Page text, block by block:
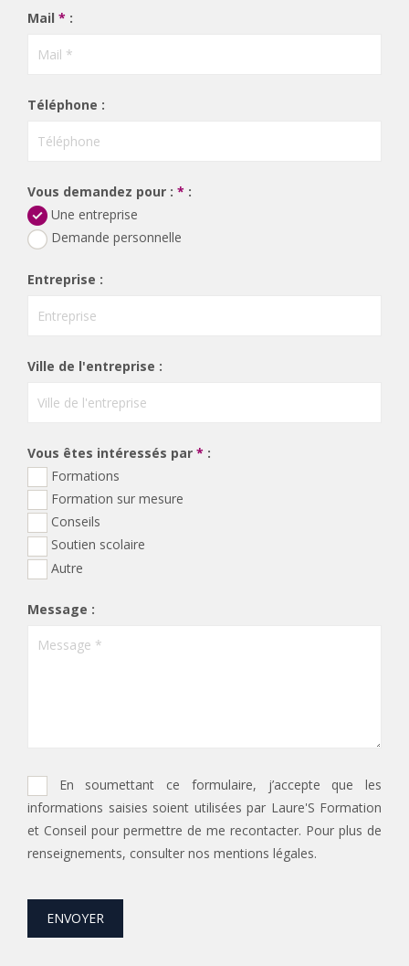
Mail * :
Téléphone :
Vous demandez pour : * :
Une entreprise
Demande personnelle
Entreprise :
Ville de l'entreprise :
Vous êtes intéressés par * :
Formations
Formation sur mesure
Conseils
Soutien scolaire
Autre
Message :
En soumettant ce formulaire, j’accepte que les
informations saisies soient utilisées par Laure'S Formation
et Conseil pour permettre de me recontacter. Pour plus de
renseignements, consulter nos mentions légales.